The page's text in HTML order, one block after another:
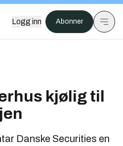
Logg inn Abonner
kjølig til
Danske Securities en